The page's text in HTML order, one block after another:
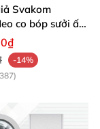
Svakom
co bóp sưởi ấm
app tiện lợi kích
mẽ
-14%